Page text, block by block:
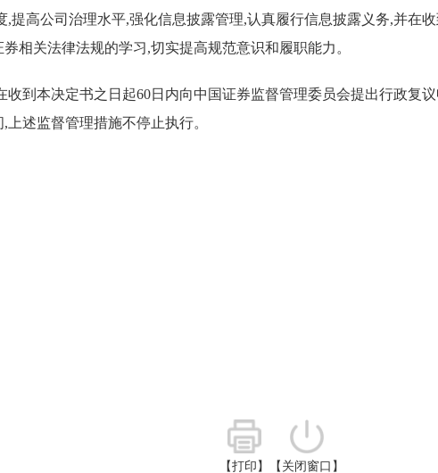
提高公司治理水平,强化信息披露管理,认真履行信息披露义务,并在
相关法律法规的学习,切实提高规范意识和履职能力。
到本决定书之日起60日内向中国证券监督管理委员会提出行政复
述监督管理措施不停止执行。
【打印】 【关闭窗口】